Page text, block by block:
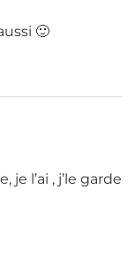
🙂
l’ai , j’le garde